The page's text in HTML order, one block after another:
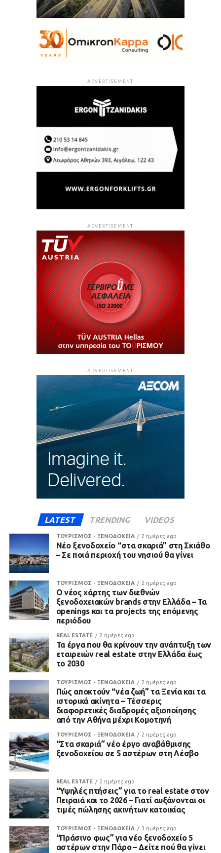
ADVERTISEMENT
ADVERTISEMENT
ADVERTISEMENT
LATEST TRENDING VIDEOS
ΤΟΥΡΙΣΜΟΣ - ΞΕΝΟΔΟΧΕΙΑ 2 ημέρες ago
Νέο ξενοδοχείο “στα σκαριά” στη Σκιάθο
– Σε ποιά περιοχή του νησιού θα γίνει
ΤΟΥΡΙΣΜΟΣ - ΞΕΝΟΔΟΧΕΙΑ 2 ημέρες ago
Ο νέος χάρτης των διεθνών
ξενοδοχειακών brands στην Ελλάδα – Τα
openings και τα projects της επόμενης
περιόδου
REAL ESTATE 2 ημέρες ago
Τα έργα που θα κρίνουν την ανάπτυξη των
εταιρειών real estate στην Ελλάδα έως
το 2030
ΤΟΥΡΙΣΜΟΣ - ΞΕΝΟΔΟΧΕΙΑ 2 ημέρες ago
Πώς αποκτούν “νέα ζωή” τα Ξενία και τα
ιστορικά ακίνητα – Τέσσερις
διαφορετικές διαδρομές αξιοποίησης
από την Αθήνα μέχρι Κομοτηνή
ΤΟΥΡΙΣΜΟΣ - ΞΕΝΟΔΟΧΕΙΑ 2 ημέρες ago
“Στα σκαριά” νέο έργο αναβάθμισης
ξενοδοχείου σε 5 αστέρων στη Λέσβο
REAL ESTATE 2 ημέρες ago
“Υψηλές πτήσεις” για το real estate στον
Πειραιά και το 2026 – Γιατί αυξάνονται οι
τιμές πώλησης ακινήτων κατοικίας
ΤΟΥΡΙΣΜΟΣ - ΞΕΝΟΔΟΧΕΙΑ 3 ημέρες ago
“Πράσινο φως” για νέο ξενοδοχείο 5
αστέρων στην Πάρο – Δείτε πού θα γίνει